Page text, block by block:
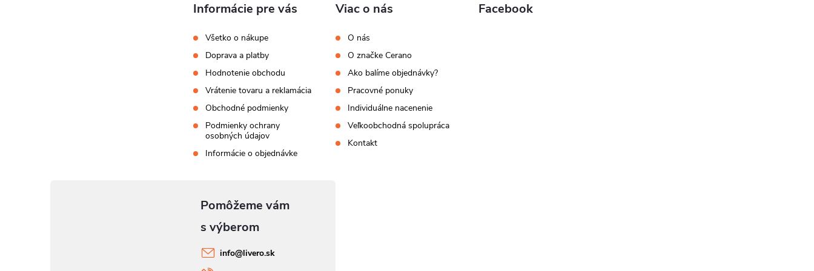
u
Informácie pre vás
Všetko o nákupe
Doprava a platby
Hodnotenie obchodu
Vrátenie tovaru a reklamácia
Obchodné podmienky
Podmienky ochrany
osobných údajov
Informácie o objednávke
Viac o nás
O nás
O značke Cerano
Ako balíme objednávky?
Pracovné ponuky
Individuálne nacenenie
Veľkoobchodná spolupráca
Kontakt
Facebook
info@livero.sk